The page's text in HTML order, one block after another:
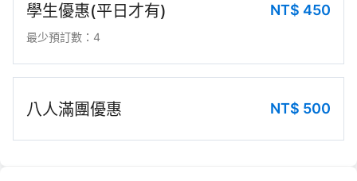
學生優惠(平日才有) NT$ 450
最少預訂數：4
八人滿團優惠 NT$ 500